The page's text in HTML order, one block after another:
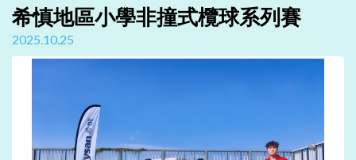
希慎地區小學非撞式欖球系列賽
2025.10.25